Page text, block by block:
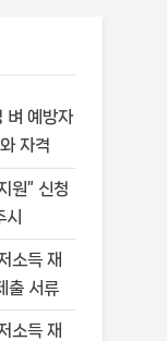
벼 예방자
자격
원” 신청
소득 재
출 서류
소득 재